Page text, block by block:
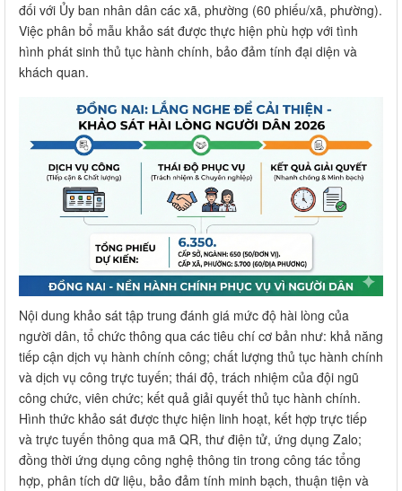
đối với Ủy ban nhân dân các xã, phường (60 phiếu/xã, phường).
Việc phân bổ mẫu khảo sát được thực hiện phù hợp với tình
hình phát sinh thủ tục hành chính, bảo đảm tính đại diện và
khách quan.
Nội dung khảo sát tập trung đánh giá mức độ hài lòng của
người dân, tổ chức thông qua các tiêu chí cơ bản như: khả năng
tiếp cận dịch vụ hành chính công; chất lượng thủ tục hành chính
và dịch vụ công trực tuyến; thái độ, trách nhiệm của đội ngũ
công chức, viên chức; kết quả giải quyết thủ tục hành chính.
Hình thức khảo sát được thực hiện linh hoạt, kết hợp trực tiếp
và trực tuyến thông qua mã QR, thư điện tử, ứng dụng Zalo;
đồng thời ứng dụng công nghệ thông tin trong công tác tổng
hợp, phân tích dữ liệu, bảo đảm tính minh bạch, thuận tiện và